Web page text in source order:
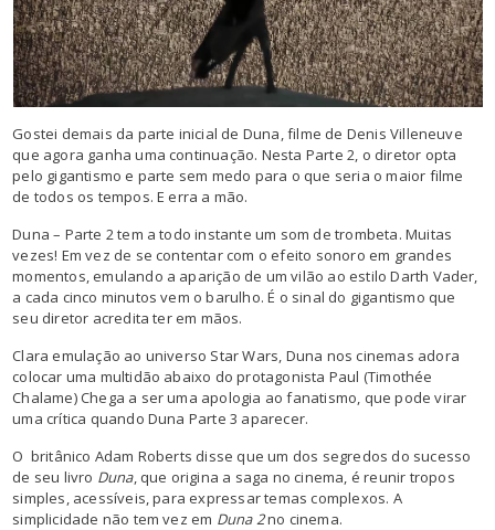
Gostei demais da parte inicial de Duna, filme de Denis Villeneuve
que agora ganha uma continuação. Nesta Parte 2, o diretor opta
pelo gigantismo e parte sem medo para o que seria o maior filme
de todos os tempos. E erra a mão.
Duna – Parte 2 tem a todo instante um som de trombeta. Muitas
vezes! Em vez de se contentar com o efeito sonoro em grandes
momentos, emulando a aparição de um vilão ao estilo Darth Vader,
a cada cinco minutos vem o barulho. É o sinal do gigantismo que
seu diretor acredita ter em mãos.
Clara emulação ao universo Star Wars, Duna nos cinemas adora
colocar uma multidão abaixo do protagonista Paul (Timothée
Chalame) Chega a ser uma apologia ao fanatismo, que pode virar
uma crítica quando Duna Parte 3 aparecer.
O britânico Adam Roberts disse que um dos segredos do sucesso
de seu livro Duna, que origina a saga no cinema, é reunir tropos
simples, acessíveis, para expressar temas complexos. A
simplicidade não tem vez em Duna 2no cinema.